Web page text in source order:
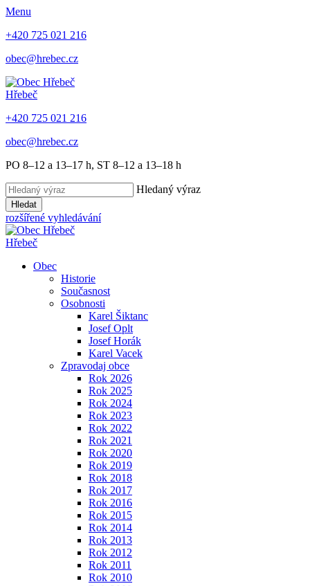
Menu
+420 725 021 216
obec@hrebec.cz
Hřebeč
+420 725 021 216
obec@hrebec.cz
PO 8–12 a 13–17 h, ST 8–12 a 13–18 h
Hledaný výraz
Hledat
rozšířené vyhledávání
Hřebeč
Obec
Historie
Současnost
Osobnosti
Karel Šiktanc
Josef Oplt
Josef Horák
Karel Vacek
Zpravodaj obce
Rok 2026
Rok 2025
Rok 2024
Rok 2023
Rok 2022
Rok 2021
Rok 2020
Rok 2019
Rok 2018
Rok 2017
Rok 2016
Rok 2015
Rok 2014
Rok 2013
Rok 2012
Rok 2011
Rok 2010